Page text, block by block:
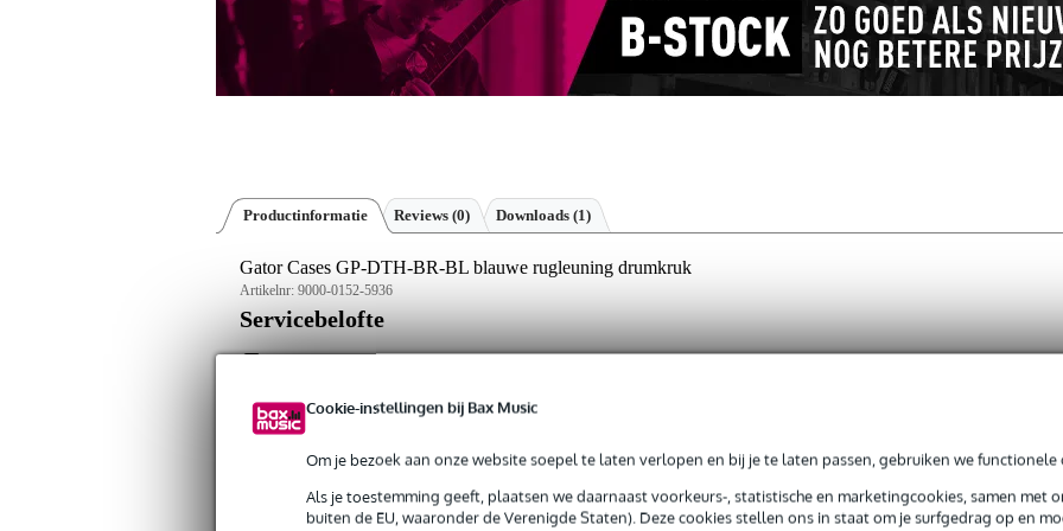
Cookie-instellingen bij Bax Music
Om je bezoek aan onze website soepel te laten verlopen en bij je te laten passen, gebruiken we functionele
Als je toestemming geeft, plaatsen we daarnaast voorkeurs-, statistische en marketingcookies, samen met
buiten de EU, waaronder de Verenigde Staten). Deze cookies stellen ons in staat om je surfgedrag op en
Productinformatie Reviews (0) Downloads (1)
Gator Cases GP-DTH-BR-BL blauwe rugleuning drumkruk
Artikelnr: 9000-0152-5936
Servicebelofte
Op dit product krijg je levenslange garantie op fabrieksfouten.
Lichtgewicht rugleuning, makkelijk mee te nemen
Comfortabele velours bekleding in stijlvol blauw